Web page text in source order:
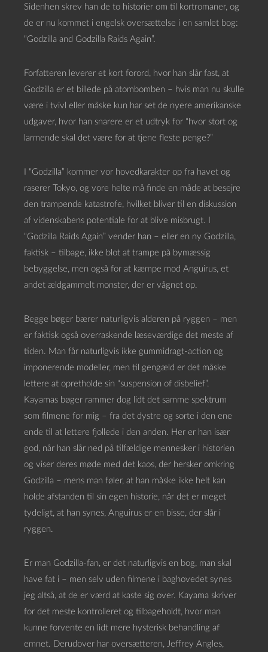
Sidenhen skrev han de to historier om til kortromaner, og
de er nu kommet i engelsk oversættelse i en samlet bog:
“Godzilla and Godzilla Raids Again”.
Forfatteren leverer et kort forord, hvor han slår fast, at
Godzilla er et billede på atombomben – hvis man nu skulle
være i tvivl eller måske kun har set de nyere amerikanske
udgaver, hvor han snarere er et udtryk for “hvor stort og
larmende skal det være for at tjene fleste penge?”
I “Godzilla” kommer vor hovedkarakter op fra havet og
raserer Tokyo, og vore helte må finde en måde at besejre
den trampende katastrofe, hvilket bliver til en diskussion
af videnskabens potentiale for at blive misbrugt. I
“Godzilla Raids Again” vender han – eller en ny Godzilla,
faktisk – tilbage, ikke blot at trampe på bymæssig
bebyggelse, men også for at kæmpe mod Anguirus, et
andet ældgammelt monster, der er vågnet op.
Begge bøger bærer naturligvis alderen på ryggen – men
er faktisk også overraskende læseværdige det meste af
tiden. Man får naturligvis ikke gummidragt-action og
imponerende modeller, men til gengæld er det måske
lettere at opretholde sin “suspension of disbelief”.
Kayamas bøger rammer dog lidt det samme spektrum
som filmene for mig – fra det dystre og sorte i den ene
ende til at lettere fjollede i den anden. Her er han især
god, når han slår ned på tilfældige mennesker i historien
og viser deres møde med det kaos, der hersker omkring
Godzilla – mens man føler, at han måske ikke helt kan
holde afstanden til sin egen historie, når det er meget
tydeligt, at han synes, Anguirus er en bisse, der slår i
ryggen.
Er man Godzilla-fan, er det naturligvis en bog, man skal
have fat i – men selv uden filmene i baghovedet synes
jeg altså, at de er værd at kaste sig over. Kayama skriver
for det meste kontrolleret og tilbageholdt, hvor man
kunne forvente en lidt mere hysterisk behandling af
emnet. Derudover har oversætteren, Jeffrey Angles,